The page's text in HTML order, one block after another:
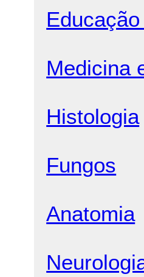
Medicina
Histologia
Fungos
Anatomia